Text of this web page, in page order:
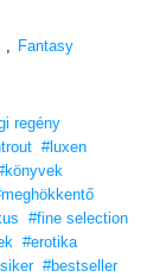
alkalmazkodik a
csoport céljai
rosszak? A
is jelen volt.
összeomlik,
Katy?
Fantasy
regény
#luxen
#fine selection
#erotika
#bestseller